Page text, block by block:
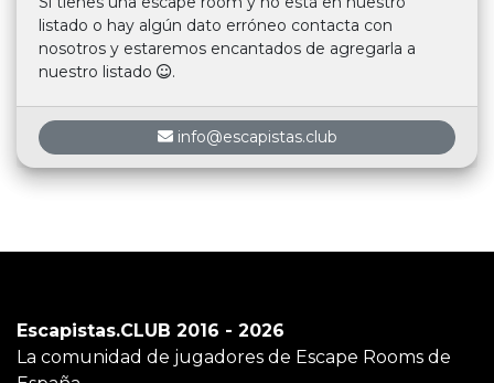
listado o hay algún dato erróneo contacta con
nosotros y estaremos encantados de agregarla a
nuestro listado
.
info@escapistas.club
Escapistas.CLUB 2016 - 2026
La comunidad de jugadores de Escape Rooms de